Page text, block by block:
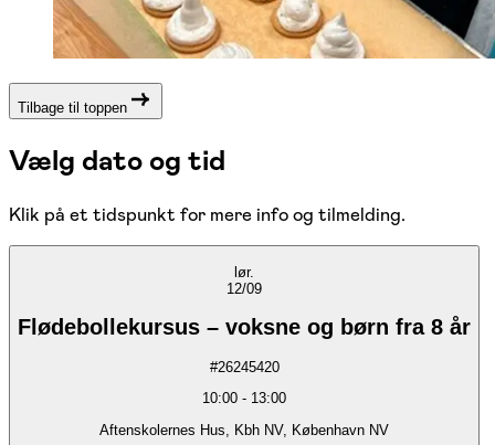
Tilbage til toppen
Vælg dato og tid
Klik på et tidspunkt for mere info og tilmelding.
lør.
12/09
Flødebollekursus – voksne og børn fra 8 år
#26245420
10:00 - 13:00
Aftenskolernes Hus, Kbh NV, København NV